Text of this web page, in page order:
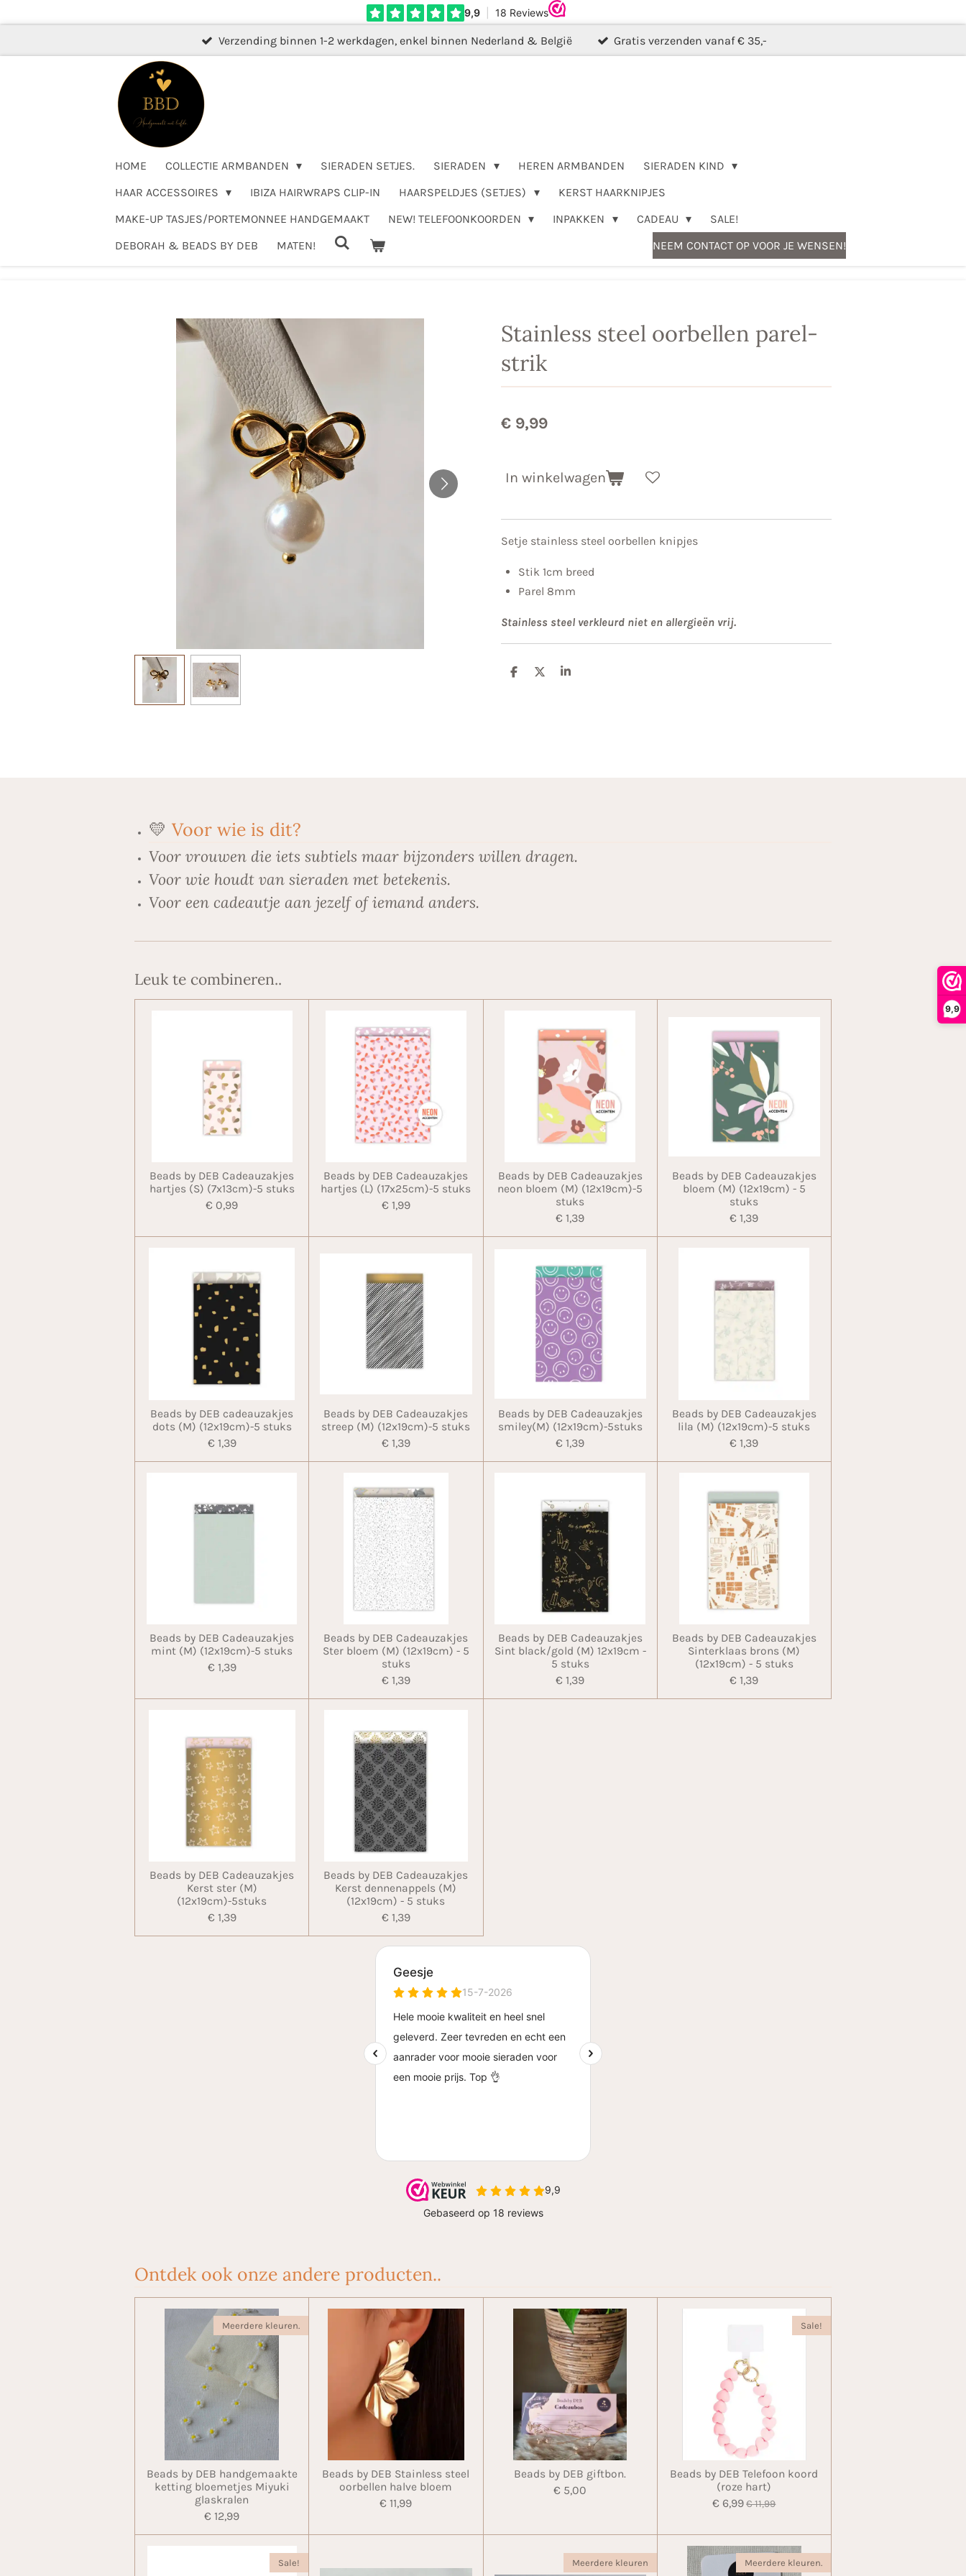
9,9
naar
Verzending binnen 1-2 werkdagen, enkel binnen Nederland & België Gratis verzenden vanaf € 35,-
HOME COLLECTIE ARMBANDEN SIERADEN SETJES. SIERADEN HEREN ARMBANDEN
SIERADEN KIND
HAAR ACCESSOIRES
IBIZA HAIRWRAPS CLIP-IN HAARSPELDJES (SETJES)
KERST HAARKNIPJES
MAKE-UP TASJES/PORTEMONNEE HANDGEMAAKT
NEW! TELEFOONKOORDEN INPAKKEN CADEAU
SALE!
DEBORAH & BEADS BY DEB
MATEN! NEEM CONTACT OP VOOR JE WENSEN!
Stainless steel oorbellen parel-
strik
€ 9,99
In winkelwagen
Setje stainless steel oorbellen knipjes
Stik 1cm breed
Parel 8mm
Stainless steel verkleurd niet en allergieën vrij.
D
D
S
💛 Voor wie is dit?
Voor vrouwen die iets subtiels maar bijzonders willen dragen.
Voor wie houdt van sieraden met betekenis.
Voor een cadeautje aan jezelf of iemand anders.
Leuk te combineren..
Beads by DEB Cadeauzakjes
hartjes (S) (7x13cm)-5 stuks
€ 0,99
Beads by DEB Cadeauzakjes
hartjes (L) (17x25cm)-5 stuks
€ 1,99
Beads by DEB Cadeauzakjes
neon bloem (M) (12x19cm)-5
stuks
€ 1,39
Beads by DEB Cadeauzakjes
bloem (M) (12x19cm) - 5
stuks
€ 1,39
Beads by DEB cadeauzakjes
dots (M) (12x19cm)-5 stuks
€ 1,39
Beads by DEB Cadeauzakjes
streep (M) (12x19cm)-5 stuks
€ 1,39
Beads by DEB Cadeauzakjes
smiley(M) (12x19cm)-5stuks
€ 1,39
Beads by DEB Cadeauzakjes
lila (M) (12x19cm)-5 stuks
€ 1,39
Beads by DEB Cadeauzakjes
mint (M) (12x19cm)-5 stuks
€ 1,39
Beads by DEB Cadeauzakjes
Ster bloem (M) (12x19cm) - 5
stuks
€ 1,39
Beads by DEB Cadeauzakjes
Sint black/gold (M) 12x19cm -
5 stuks
€ 1,39
Beads by DEB Cadeauzakjes
Sinterklaas brons (M)
(12x19cm) - 5 stuks
€ 1,39
Beads by DEB Cadeauzakjes
Kerst ster (M)
(12x19cm)-5stuks
€ 1,39
Beads by DEB Cadeauzakjes
Kerst dennenappels (M)
(12x19cm) - 5 stuks
€ 1,39
Ontdek ook onze andere producten..
Meerdere kleuren.
Beads by DEB handgemaakte
ketting bloemetjes Miyuki
glaskralen
€ 12,99
Beads by DEB Stainless steel
oorbellen halve bloem
€ 11,99
Beads by DEB giftbon.
€ 5,00
Sale!
Beads by DEB Telefoon koord
(roze hart)
€ 6,99€ 11,99
Sale! Meerdere kleuren Meerdere kleuren.